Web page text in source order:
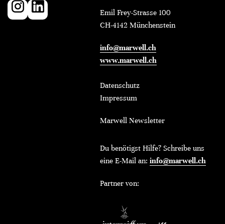
Emil Frey-Strasse 100
CH-4142 Münchenstein
info@marwell.ch
www.marwell.ch
Datenschutz
Impressum
Marwell Newsletter
Du benötigst Hilfe? Schreibe uns
eine E-Mail an: info@marwell.ch
Partner von: